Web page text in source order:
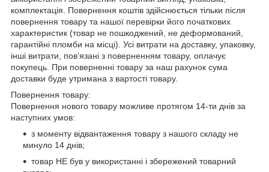
комплектація. Повернення коштів здійснюється тільки після
повернення товару та нашої перевірки його початкових
характеристик (товар не пошкоджений, не деформований,
гарантійні пломби на місці). Усі витрати на доставку, упаковку,
інші витрати, пов’язані з поверненням товару, оплачує
покупець. При поверненні товару за наш рахунок сума
доставки буде утримана з вартості товару.
Повернення товару:
Повернення нового товару можливе протягом 14-ти днів за
наступних умов:
з моменту відвантаження товару з нашого складу не
минуло 14 днів;
товар НЕ був у використанні і збережений товарний